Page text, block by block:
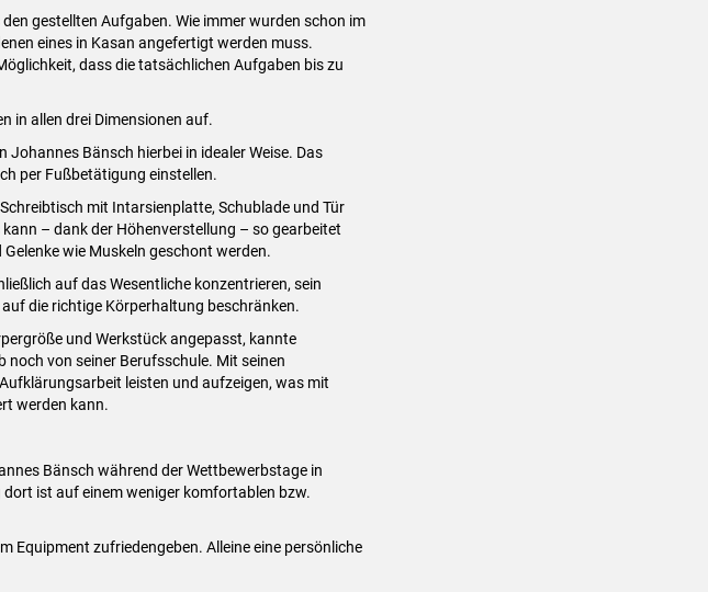
gestellten Aufgaben. Wie immer wurden schon im
eines in Kasan angefertigt werden muss.
dass die tatsächlichen Aufgaben bis zu
in allen drei Dimensionen auf.
Bänsch hierbei in idealer Weise. Das
per Fußbetätigung einstellen.
mit Intarsienplatte, Schublade und Tür
– dank der Höhenverstellung – so gearbeitet
wie Muskeln geschont werden.
auf das Wesentliche konzentrieren, sein
die richtige Körperhaltung beschränken.
und Werkstück angepasst, kannte
noch von seiner Berufsschule. Mit seinen
leisten und aufzeigen, was mit
werden kann.
Bänsch während der Wettbewerbstage in
ist auf einem weniger komfortablen bzw.
Equipment zufriedengeben. Alleine eine persönliche